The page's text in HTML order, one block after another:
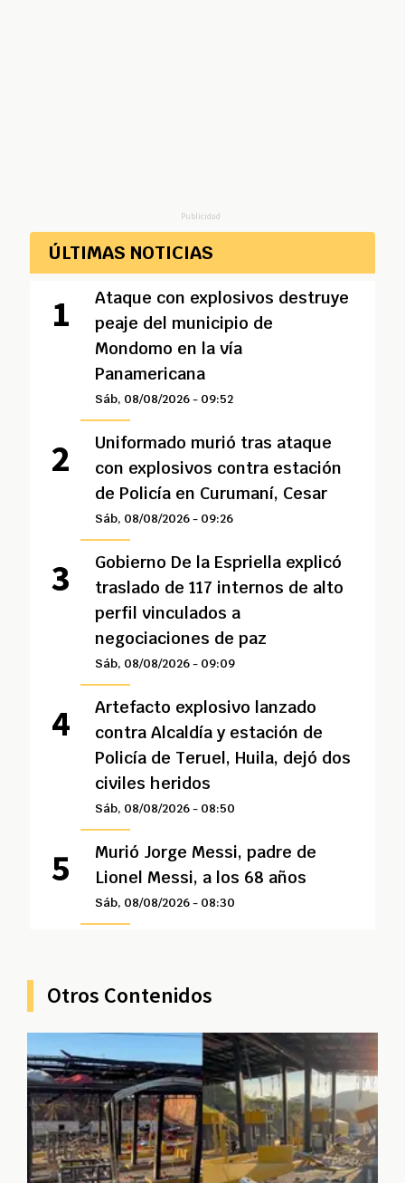
Publicidad
ÚLTIMAS NOTICIAS
Ataque con explosivos destruye
peaje del municipio de
Mondomo en la vía
Panamericana
Sáb, 08/08/2026 - 09:52
Uniformado murió tras ataque
con explosivos contra estación
de Policía en Curumaní, Cesar
Sáb, 08/08/2026 - 09:26
Gobierno De la Espriella explicó
traslado de 117 internos de alto
perfil vinculados a
negociaciones de paz
Sáb, 08/08/2026 - 09:09
Artefacto explosivo lanzado
contra Alcaldía y estación de
Policía de Teruel, Huila, dejó dos
civiles heridos
Sáb, 08/08/2026 - 08:50
Murió Jorge Messi, padre de
Lionel Messi, a los 68 años
Sáb, 08/08/2026 - 08:30
Otros Contenidos